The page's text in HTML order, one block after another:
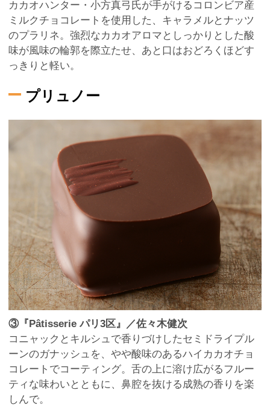
カカオハンター・小方真弓氏が手がけるコロンビア産
ミルクチョコレートを使用した、キャラメルとナッツ
のプラリネ。強烈なカカオアロマとしっかりとした酸
味が風味の輪郭を際立たせ、あと口はおどろくほどす
っきりと軽い。
プリュノー
③『Pâtisserie パリ3区』／佐々木健次
コニャックとキルシュで香りづけしたセミドライプル
ーンのガナッシュを、やや酸味のあるハイカカオチョ
コレートでコーティング。舌の上に溶け広がるフルー
ティな味わいとともに、鼻腔を抜ける成熟の香りを楽
しんで。